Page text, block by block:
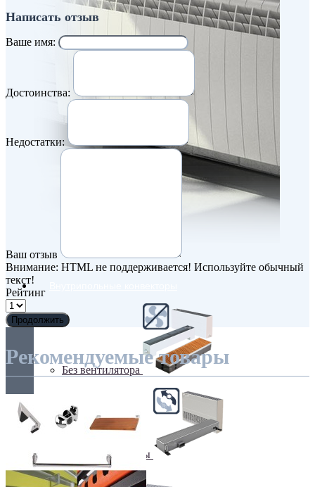
Без вентилятора
Климаконвекторы
Написать отзыв
Ваше имя:
Достоинства:
Недостатки:
Ваш отзыв
Внимание: HTML не поддерживается! Используйте обычный
текст!
Рейтинг
Продолжить
Рекомендуемые товары